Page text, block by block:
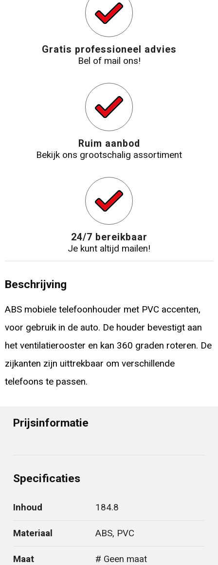
Gratis professioneel advies
Bel of mail ons!
Ruim aanbod
Bekijk ons grootschalig assortiment
24/7 bereikbaar
Je kunt altijd mailen!
Beschrijving
ABS mobiele telefoonhouder met PVC accenten,
voor gebruik in de auto. De houder bevestigt aan
het ventilatierooster en kan 360 graden roteren. De
zijkanten zijn uittrekbaar om verschillende
telefoons te passen.
Prijsinformatie
Specificaties
Inhoud 184.8
Materiaal ABS, PVC
Maat # Geen maat